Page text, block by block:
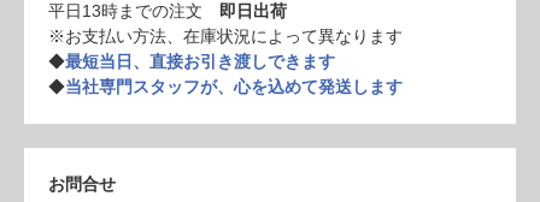
平日13時までの注文 即日出荷
※お支払い方法、在庫状況によって異なります
◆最短当日、直接お引き渡しできます
◆当社専門スタッフが、心を込めて発送します
お問合せ